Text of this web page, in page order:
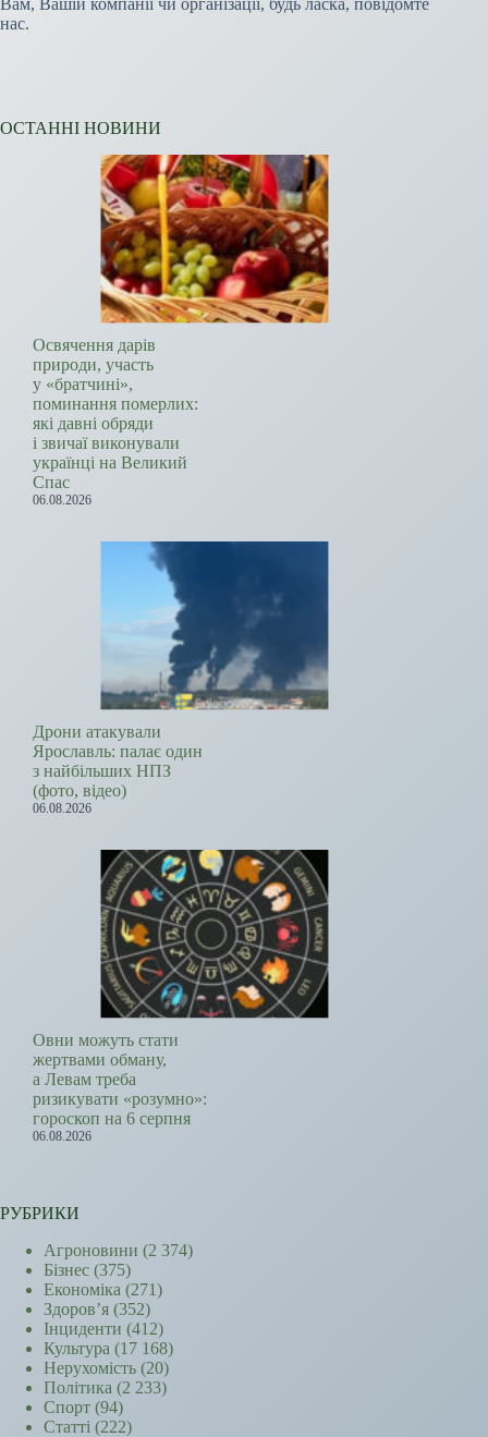
Вам, Вашій компанії чи організації, будь ласка, повідомте
нас.
ОСТАННІ НОВИНИ
Освячення дарів
природи, участь
у «братчині»,
поминання померлих:
які давні обряди
і звичаї виконували
українці на Великий
Спас
06.08.2026
Дрони атакували
Ярославль: палає один
з найбільших НПЗ
(фото, відео)
06.08.2026
Овни можуть стати
жертвами обману,
а Левам треба
ризикувати «розумно»:
гороскоп на 6 серпня
06.08.2026
РУБРИКИ
Агроновини (2 374)
Бізнес (375)
Економіка (271)
Здоров’я (352)
Інциденти (412)
Культура (17 168)
Нерухомість (20)
Політика (2 233)
Спорт (94)
Статті (222)